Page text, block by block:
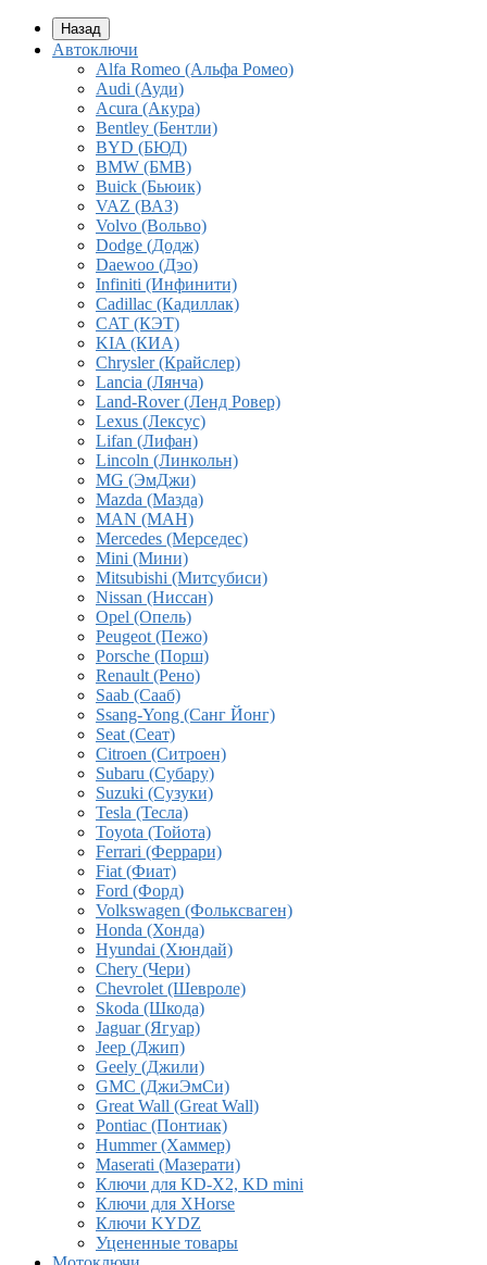
Назад
Автоключи
Alfa Romeo (Альфа Ромео)
Audi (Ауди)
Acura (Акура)
Bentley (Бентли)
BYD (БЮД)
BMW (БМВ)
Buick (Бьюик)
VAZ (ВАЗ)
Volvo (Вольво)
Dodge (Додж)
Daewoo (Дэо)
Infiniti (Инфинити)
Cadillac (Кадиллак)
CAT (КЭТ)
KIA (КИА)
Chrysler (Крайслер)
Lancia (Лянча)
Land-Rover (Ленд Ровер)
Lexus (Лексус)
Lifan (Лифан)
Lincoln (Линкольн)
MG (ЭмДжи)
Mazda (Мазда)
MAN (МАН)
Mercedes (Мерседес)
Mini (Мини)
Mitsubishi (Митсубиси)
Nissan (Ниссан)
Opel (Опель)
Peugeot (Пежо)
Porsche (Порш)
Renault (Рено)
Saab (Сааб)
Ssang-Yong (Санг Йонг)
Seat (Сеат)
Citroen (Ситроен)
Subaru (Субару)
Suzuki (Сузуки)
Tesla (Тесла)
Toyota (Тойота)
Ferrari (Феррари)
Fiat (Фиат)
Ford (Форд)
Volkswagen (Фольксваген)
Honda (Хонда)
Hyundai (Хюндай)
Chery (Чери)
Chevrolet (Шевроле)
Skoda (Шкода)
Jaguar (Ягуар)
Jeep (Джип)
Geely (Джили)
GMC (ДжиЭмСи)
Great Wall (Great Wall)
Pontiac (Понтиак)
Hummer (Хаммер)
Maserati (Мазерати)
Ключи для KD-X2, KD mini
Ключи для XHorse
Ключи KYDZ
Уцененные товары